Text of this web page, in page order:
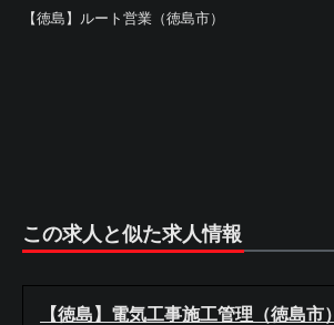
【徳島】ルート営業（徳島市）
この求人と似た求人情報
【徳島】電気工事施工管理（徳島市）